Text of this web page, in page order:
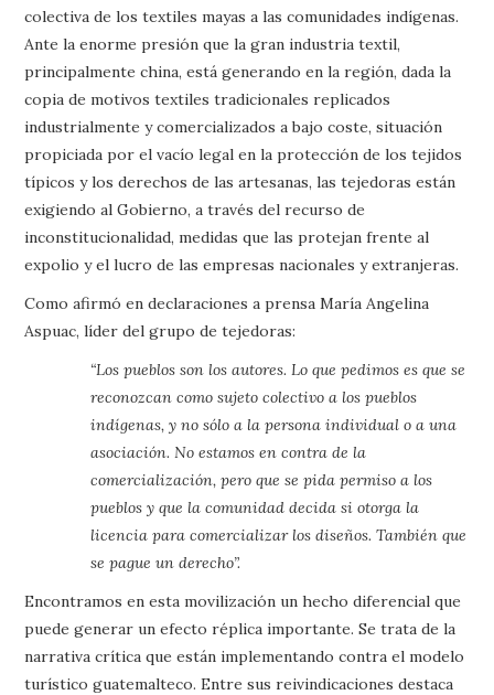
colectiva de los textiles mayas a las comunidades indígenas.
Ante la enorme presión que la gran industria textil,
principalmente china, está generando en la región, dada la
copia de motivos textiles tradicionales replicados
industrialmente y comercializados a bajo coste, situación
propiciada por el vacío legal en la protección de los tejidos
típicos y los derechos de las artesanas, las tejedoras están
exigiendo al Gobierno, a través del recurso de
inconstitucionalidad, medidas que las protejan frente al
expolio y el lucro de las empresas nacionales y extranjeras.
Como afirmó en declaraciones a prensa María Angelina
Aspuac, líder del grupo de tejedoras:
“Los pueblos son los autores. Lo que pedimos es que se
reconozcan como sujeto colectivo a los pueblos
indígenas, y no sólo a la persona individual o a una
asociación. No estamos en contra de la
comercialización, pero que se pida permiso a los
pueblos y que la comunidad decida si otorga la
licencia para comercializar los diseños. También que
se pague un derecho”.
Encontramos en esta movilización un hecho diferencial que
puede generar un efecto réplica importante. Se trata de la
narrativa crítica que están implementando contra el modelo
turístico guatemalteco. Entre sus reivindicaciones destaca